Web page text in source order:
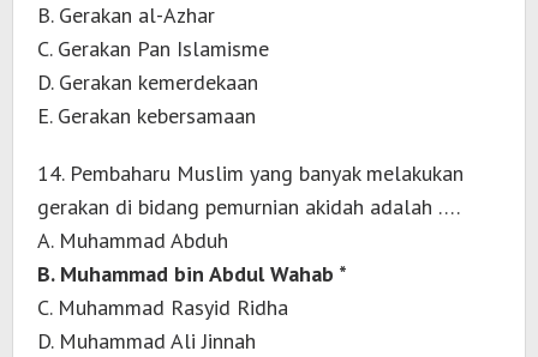
B. Gerakan al-Azhar
C. Gerakan Pan Islamisme
D. Gerakan kemerdekaan
E. Gerakan kebersamaan
14. Pembaharu Muslim yang banyak melakukan
gerakan di bidang pemurnian akidah adalah ….
A. Muhammad Abduh
B. Muhammad bin Abdul Wahab *
C. Muhammad Rasyid Ridha
D. Muhammad Ali Jinnah